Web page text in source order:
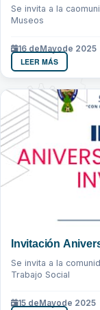
Se invita a la
Museos
16 deMayode 2025
LEER MÁS
Invitación
Se invita a la
Trabajo Social
15 deMayode 2025